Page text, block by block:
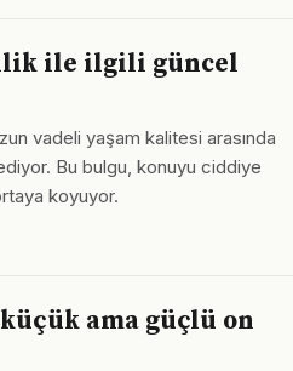
ile ilgili güncel
vadeli yaşam kalitesi arasında
Bu bulgu, konuyu ciddiye
koyuyor.
ama güçlü on